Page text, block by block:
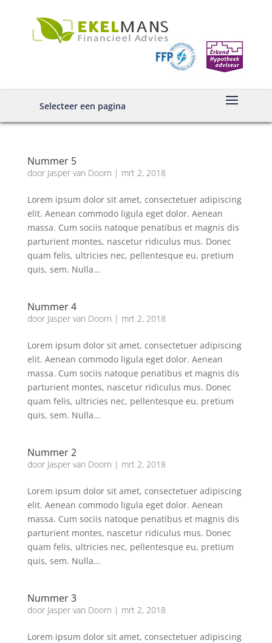
Selecteer een pagina
Nummer 5
door Jasper van Doorn | mrt 2, 2018
Lorem ipsum dolor sit amet, consectetuer adipiscing
elit. Aenean commodo ligula eget dolor. Aenean
massa. Cum sociis natoque penatibus et magnis dis
parturient montes, nascetur ridiculus mus. Donec
quam felis, ultricies nec, pellentesque eu, pretium
quis, sem. Nulla...
Nummer 4
door Jasper van Doorn | mrt 2, 2018
Lorem ipsum dolor sit amet, consectetuer adipiscing
elit. Aenean commodo ligula eget dolor. Aenean
massa. Cum sociis natoque penatibus et magnis dis
parturient montes, nascetur ridiculus mus. Donec
quam felis, ultricies nec, pellentesque eu, pretium
quis, sem. Nulla...
Nummer 2
door Jasper van Doorn | mrt 2, 2018
Lorem ipsum dolor sit amet, consectetuer adipiscing
elit. Aenean commodo ligula eget dolor. Aenean
massa. Cum sociis natoque penatibus et magnis dis
parturient montes, nascetur ridiculus mus. Donec
quam felis, ultricies nec, pellentesque eu, pretium
quis, sem. Nulla...
Nummer 3
door Jasper van Doorn | mrt 2, 2018
Lorem ipsum dolor sit amet, consectetuer adipiscing